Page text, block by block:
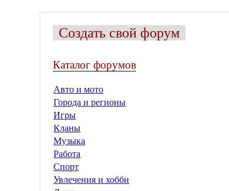
Создать свой форум
Каталог форумов
Авто и мото
Города и регионы
Игры
Кланы
Музыка
Работа
Спорт
Увлечения и хобби